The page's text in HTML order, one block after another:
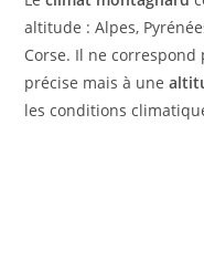
altitude : Alpes,
Corse. Il ne
précise mais à une
les conditions